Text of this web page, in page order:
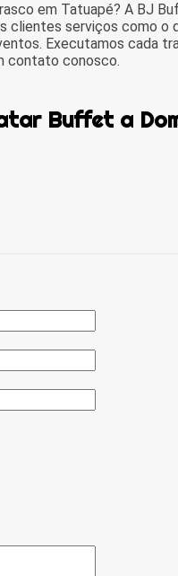
em Tatuapé? A BJ
clientes serviços como o
Executamos cada
contato conosco.
Buffet a